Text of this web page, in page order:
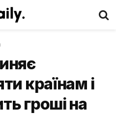
країнам і
гроші на